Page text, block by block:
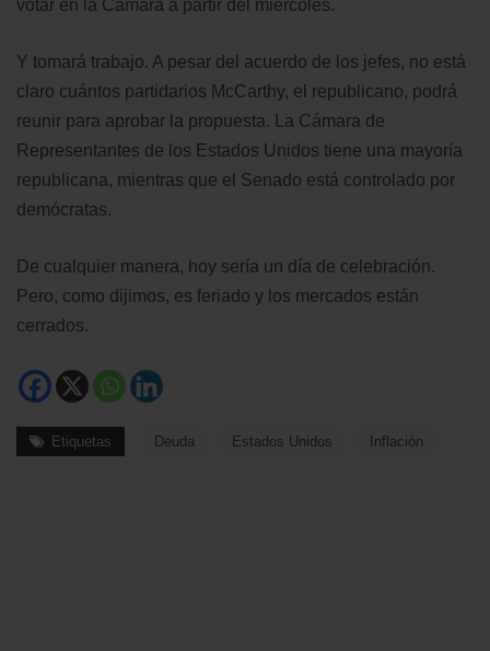
votar en la Cámara a partir del miércoles.
Y tomará trabajo. A pesar del acuerdo de los jefes, no está
claro cuántos partidarios McCarthy, el republicano, podrá
reunir para aprobar la propuesta. La Cámara de
Representantes de los Estados Unidos tiene una mayoría
republicana, mientras que el Senado está controlado por
demócratas.
De cualquier manera, hoy sería un día de celebración.
Pero, como dijimos, es feriado y los mercados están
cerrados.
Etiquetas Deuda Estados Unidos Inflación